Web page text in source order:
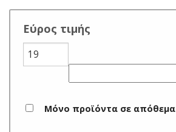
Εύρος τιμής
Μόνο προϊόντα σε απόθεμα